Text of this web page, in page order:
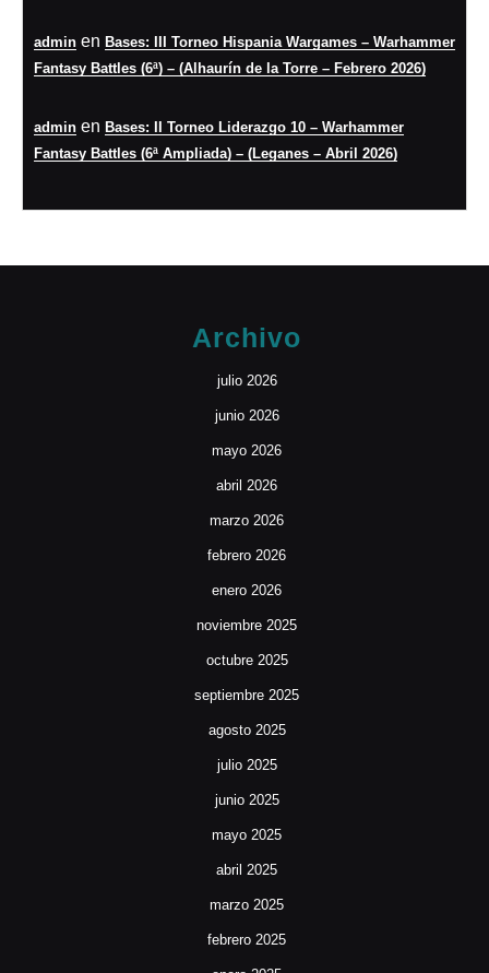
admin en Bases: III Torneo Hispania Wargames – Warhammer
Fantasy Battles (6ª) – (Alhaurín de la Torre – Febrero 2026)
admin en Bases: II Torneo Liderazgo 10 – Warhammer
Fantasy Battles (6ª Ampliada) – (Leganes – Abril 2026)
Archivo
julio 2026
junio 2026
mayo 2026
abril 2026
marzo 2026
febrero 2026
enero 2026
noviembre 2025
octubre 2025
septiembre 2025
agosto 2025
julio 2025
junio 2025
mayo 2025
abril 2025
marzo 2025
febrero 2025